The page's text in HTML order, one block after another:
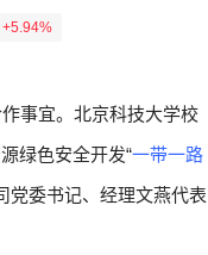
+5.94%
事宜。北京科技大学校
绿色安全开发“一带一路
党委书记、经理文燕代表